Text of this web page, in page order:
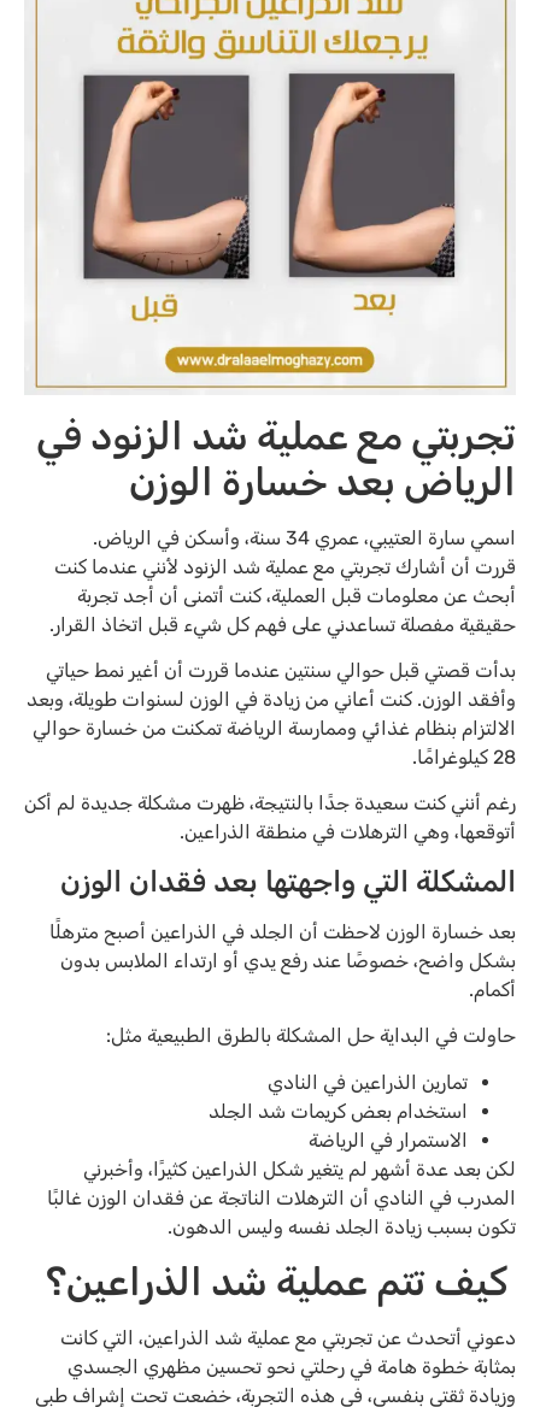
تجربتي مع عملية شد الزنود في
الرياض بعد خسارة الوزن
اسمي سارة العتيبي، عمري 34 سنة، وأسكن في الرياض.
قررت أن أشارك تجربتي مع عملية شد الزنود لأنني عندما كنت
أبحث عن معلومات قبل العملية، كنت أتمنى أن أجد تجربة
حقيقية مفصلة تساعدني على فهم كل شيء قبل اتخاذ القرار.
بدأت قصتي قبل حوالي سنتين عندما قررت أن أغير نمط حياتي
وأفقد الوزن. كنت أعاني من زيادة في الوزن لسنوات طويلة، وبعد
الالتزام بنظام غذائي وممارسة الرياضة تمكنت من خسارة حوالي
28 كيلوغرامًا.
رغم أنني كنت سعيدة جدًا بالنتيجة، ظهرت مشكلة جديدة لم أكن
أتوقعها، وهي الترهلات في منطقة الذراعين.
المشكلة التي واجهتها بعد فقدان الوزن
بعد خسارة الوزن لاحظت أن الجلد في الذراعين أصبح مترهلًا
بشكل واضح، خصوصًا عند رفع يدي أو ارتداء الملابس بدون
أكمام.
حاولت في البداية حل المشكلة بالطرق الطبيعية مثل:
تمارين الذراعين في النادي
استخدام بعض كريمات شد الجلد
الاستمرار في الرياضة
لكن بعد عدة أشهر لم يتغير شكل الذراعين كثيرًا، وأخبرني
المدرب في النادي أن الترهلات الناتجة عن فقدان الوزن غالبًا
تكون بسبب زيادة الجلد نفسه وليس الدهون.
كيف تتم عملية شد الذراعين؟
دعوني أتحدث عن تجربتي مع عملية شد الذراعين، التي كانت
بمثابة خطوة هامة في رحلتي نحو تحسين مظهري الجسدي
وزيادة ثقتي بنفسي، في هذه التجربة، خضعت تحت إشراف طبي